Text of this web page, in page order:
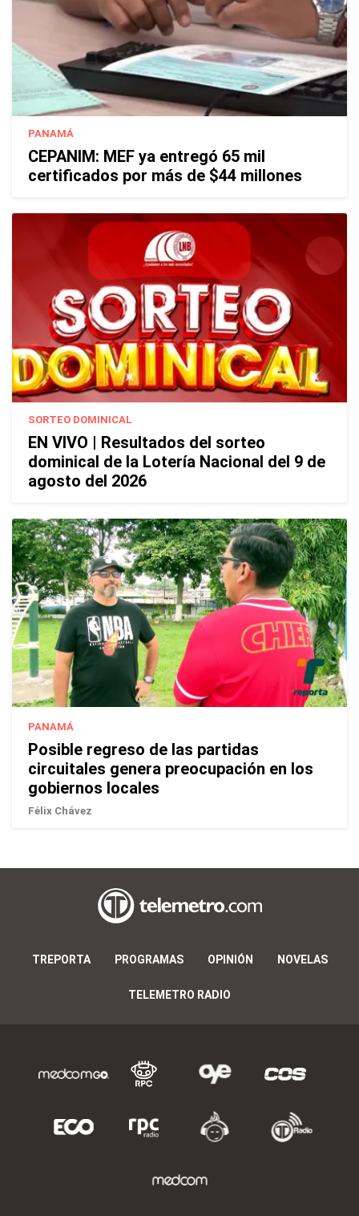
PANAMÁ
CEPANIM: MEF ya entregó 65 mil
certificados por más de $44 millones
SORTEO DOMINICAL
EN VIVO | Resultados del sorteo
dominical de la Lotería Nacional del 9 de
agosto del 2026
PANAMÁ
Posible regreso de las partidas
circuitales genera preocupación en los
gobiernos locales
Félix Chávez
TREPORTA PROGRAMAS OPINIÓN NOVELAS
TELEMETRO RADIO